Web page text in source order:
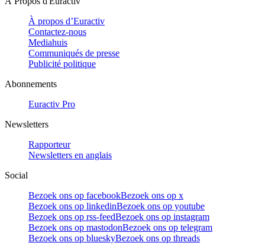
À propos d’Euractiv
Contactez-nous
Mediahuis
Communiqués de presse
Publicité politique
Abonnements
Euractiv Pro
Newsletters
Rapporteur
Newsletters en anglais
Social
Bezoek ons op facebookBezoek ons op x
Bezoek ons op linkedinBezoek ons op youtube
Bezoek ons op rss-feedBezoek ons op instagram
Bezoek ons op mastodonBezoek ons op telegram
Bezoek ons op blueskyBezoek ons op threads